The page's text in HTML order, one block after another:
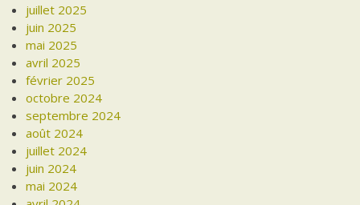
juillet 2025
juin 2025
mai 2025
avril 2025
février 2025
octobre 2024
septembre 2024
août 2024
juillet 2024
juin 2024
mai 2024